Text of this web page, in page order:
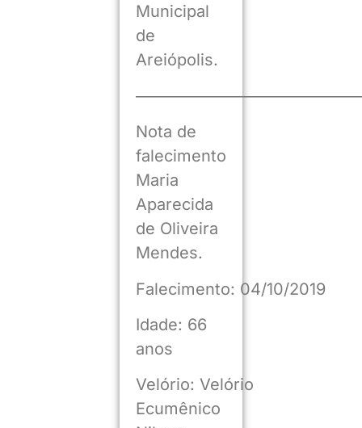
Municipal
de
Areiópolis.
Nota de
falecimento
Maria
Aparecida
de Oliveira
Mendes.
Falecimento: 04/10/2019
Idade: 66
anos
Velório: Velório
Ecumênico